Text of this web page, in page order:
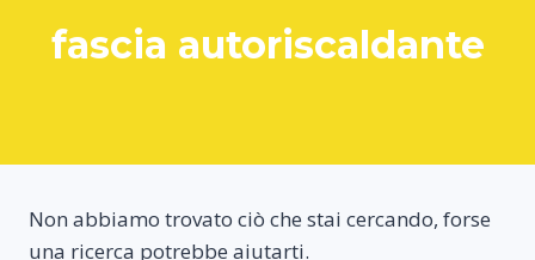
fascia autoriscaldante
Non abbiamo trovato ciò che stai cercando, forse
una ricerca potrebbe aiutarti.